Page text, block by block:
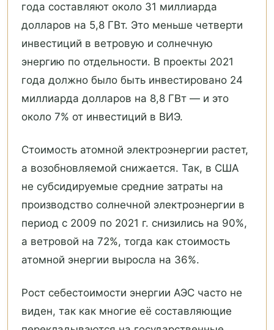
года составляют около 31 миллиарда
долларов на 5,8 ГВт. Это меньше четверти
инвестиций в ветровую и солнечную
энергию по отдельности. В проекты 2021
года должно было быть инвестировано 24
миллиарда долларов на 8,8 ГВт — и это
около 7% от инвестиций в ВИЭ.
Стоимость атомной электроэнергии растет,
а возобновляемой снижается. Так, в США
не субсидируемые средние затраты на
производство солнечной электроэнергии в
период с 2009 по 2021 г. снизились на 90%,
а ветровой на 72%, тогда как стоимость
атомной энергии выросла на 36%.
Рост себестоимости энергии АЭС часто не
виден, так как многие её составляющие